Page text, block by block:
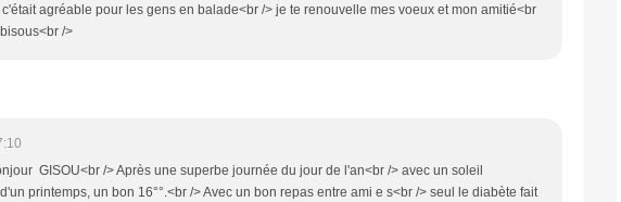
agréable pour les gens en balade<br /> je te renouvelle mes voeux et mon amitié<br
/>
GISOU<br /> Après une superbe journée du jour de l'an<br /> avec un soleil
printemps, un bon 16°°.<br /> Avec un bon repas entre ami e s<br /> seul le diabète fait